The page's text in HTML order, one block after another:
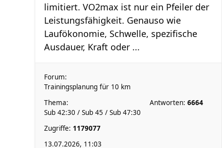
limitiert. VO2max ist nur ein Pfeiler der
Leistungsfähigkeit. Genauso wie
Laufökonomie, Schwelle, spezifische
Ausdauer, Kraft oder ...
Forum:
Trainingsplanung für 10 km
Thema:
Sub 42:30 / Sub 45 / Sub 47:30
Antworten: 6664
Zugriffe: 1179077
13.07.2026, 11:03